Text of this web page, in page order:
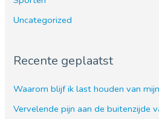
Uncategorized
Recente geplaatst
Waarom blijf ik last houden van
Vervelende pijn aan de buitenzijde